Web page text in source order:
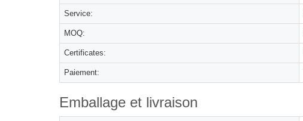
Service:
MOQ:
Certificates:
Paiement:
Emballage et livraison